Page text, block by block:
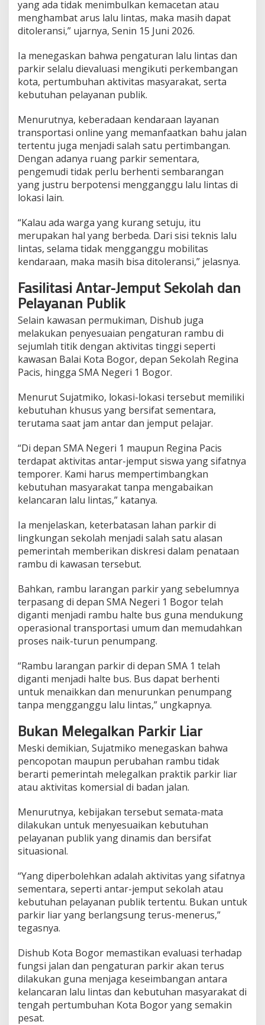
yang ada tidak menimbulkan kemacetan atau
menghambat arus lalu lintas, maka masih dapat
ditoleransi,” ujarnya, Senin 15 Juni 2026.
Ia menegaskan bahwa pengaturan lalu lintas dan
parkir selalu dievaluasi mengikuti perkembangan
kota, pertumbuhan aktivitas masyarakat, serta
kebutuhan pelayanan publik.
Menurutnya, keberadaan kendaraan layanan
transportasi online yang memanfaatkan bahu jalan
tertentu juga menjadi salah satu pertimbangan.
Dengan adanya ruang parkir sementara,
pengemudi tidak perlu berhenti sembarangan
yang justru berpotensi mengganggu lalu lintas di
lokasi lain.
“Kalau ada warga yang kurang setuju, itu
merupakan hal yang berbeda. Dari sisi teknis lalu
lintas, selama tidak mengganggu mobilitas
kendaraan, maka masih bisa ditoleransi,” jelasnya.
Fasilitasi Antar-Jemput Sekolah dan
Pelayanan Publik
Selain kawasan permukiman, Dishub juga
melakukan penyesuaian pengaturan rambu di
sejumlah titik dengan aktivitas tinggi seperti
kawasan Balai Kota Bogor, depan Sekolah Regina
Pacis, hingga SMA Negeri 1 Bogor.
Menurut Sujatmiko, lokasi-lokasi tersebut memiliki
kebutuhan khusus yang bersifat sementara,
terutama saat jam antar dan jemput pelajar.
“Di depan SMA Negeri 1 maupun Regina Pacis
terdapat aktivitas antar-jemput siswa yang sifatnya
temporer. Kami harus mempertimbangkan
kebutuhan masyarakat tanpa mengabaikan
kelancaran lalu lintas,” katanya.
Ia menjelaskan, keterbatasan lahan parkir di
lingkungan sekolah menjadi salah satu alasan
pemerintah memberikan diskresi dalam penataan
rambu di kawasan tersebut.
Bahkan, rambu larangan parkir yang sebelumnya
terpasang di depan SMA Negeri 1 Bogor telah
diganti menjadi rambu halte bus guna mendukung
operasional transportasi umum dan memudahkan
proses naik-turun penumpang.
“Rambu larangan parkir di depan SMA 1 telah
diganti menjadi halte bus. Bus dapat berhenti
untuk menaikkan dan menurunkan penumpang
tanpa mengganggu lalu lintas,” ungkapnya.
Bukan Melegalkan Parkir Liar
Meski demikian, Sujatmiko menegaskan bahwa
pencopotan maupun perubahan rambu tidak
berarti pemerintah melegalkan praktik parkir liar
atau aktivitas komersial di badan jalan.
Menurutnya, kebijakan tersebut semata-mata
dilakukan untuk menyesuaikan kebutuhan
pelayanan publik yang dinamis dan bersifat
situasional.
“Yang diperbolehkan adalah aktivitas yang sifatnya
sementara, seperti antar-jemput sekolah atau
kebutuhan pelayanan publik tertentu. Bukan untuk
parkir liar yang berlangsung terus-menerus,”
tegasnya.
Dishub Kota Bogor memastikan evaluasi terhadap
fungsi jalan dan pengaturan parkir akan terus
dilakukan guna menjaga keseimbangan antara
kelancaran lalu lintas dan kebutuhan masyarakat di
tengah pertumbuhan Kota Bogor yang semakin
pesat.